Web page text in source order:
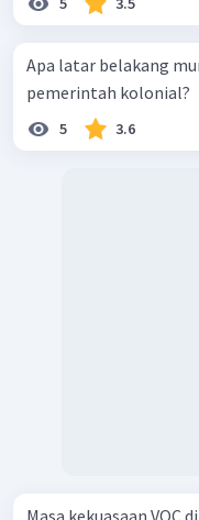
Apa latar belakang
pemerintah kolonial?
5 3.6